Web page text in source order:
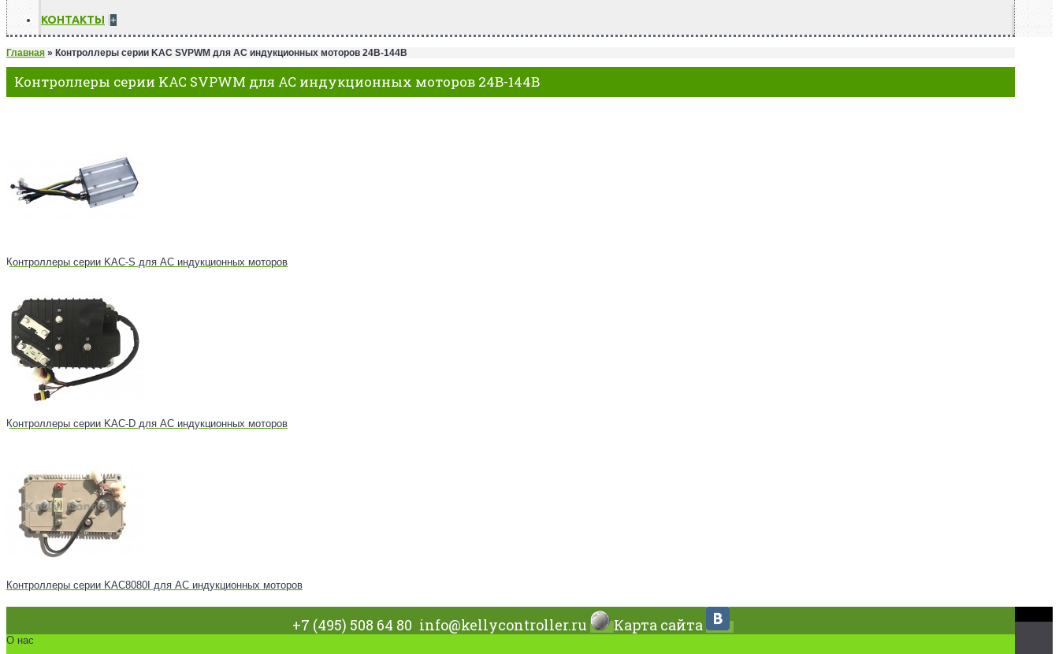
КОНТАКТЫ +
Главная » Контроллеры серии KAC SVPWM для AC индукционных моторов 24В-144В
Контроллеры серии KAC SVPWM для AC индукционных моторов 24В-144В
Контроллеры серии KAC-S для AC индукционных моторов
Контроллеры серии KAC-D для AC индукционных моторов
Контроллеры серии KAC8080I для AC индукционных моторов
+7 (495) 508 64 80 info@kellycontroller.ru Карта сайта
О нас